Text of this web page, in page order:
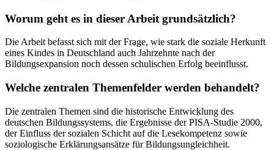
Worum geht es in dieser Arbeit grundsätzlich?
Die Arbeit befasst sich mit der Frage, wie stark die soziale Herkunft
eines Kindes in Deutschland auch Jahrzehnte nach der
Bildungsexpansion noch dessen schulischen Erfolg beeinflusst.
Welche zentralen Themenfelder werden behandelt?
Die zentralen Themen sind die historische Entwicklung des
deutschen Bildungssystems, die Ergebnisse der PISA-Studie 2000,
der Einfluss der sozialen Schicht auf die Lesekompetenz sowie
soziologische Erklärungsansätze für Bildungsungleichheit.